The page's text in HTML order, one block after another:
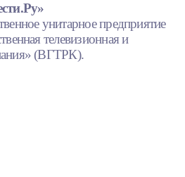
унитарное предприятие
телевизионная и
(ВГТРК).